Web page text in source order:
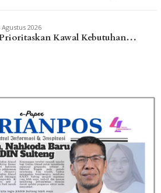
Agustus 2026
Kawal Kebutuhan…